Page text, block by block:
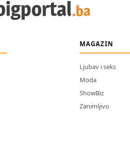
MAGAZIN
Ljubav i seks
Moda
ShowBiz
Zanimljivo